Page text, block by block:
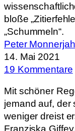
bloße
„Schummeln“.
Peter
14. Mai 2021
19 Kommentare
Mit schöner
jemand auf, der
weniger dreist